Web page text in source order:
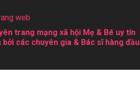
web
trang mạng xã hội Mẹ & Bé uy tín
các chuyên gia & Bác sĩ hàng đầu